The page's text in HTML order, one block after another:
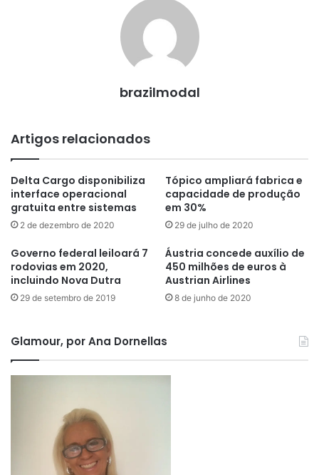
brazilmodal
Artigos relacionados
Delta Cargo disponibiliza
interface operacional
gratuita entre sistemas
2 de dezembro de 2020
Tópico ampliará fabrica e
capacidade de produção
em 30%
29 de julho de 2020
Governo federal leiloará 7
rodovias em 2020,
incluindo Nova Dutra
29 de setembro de 2019
Áustria concede auxílio de
450 milhões de euros à
Austrian Airlines
8 de junho de 2020
Glamour, por Ana Dornellas